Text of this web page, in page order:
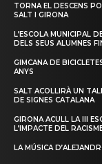
TORNA EL DESCENS
SALT I GIRONA
L’ESCOLA MUNICIPAL
DELS SEUS ALUMNES
GIMCANA DE
ANYS
SALT ACOLLIRÀ UN
DE SIGNES CATALANA
GIRONA ACULL LA III
L’IMPACTE DEL
LA MÚSICA